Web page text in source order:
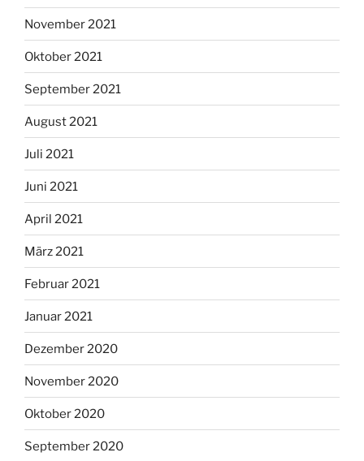
November 2021
Oktober 2021
September 2021
August 2021
Juli 2021
Juni 2021
April 2021
März 2021
Februar 2021
Januar 2021
Dezember 2020
November 2020
Oktober 2020
September 2020